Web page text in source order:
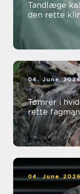
Tandlæge kalundborg
den rette
04. June
Tømrer i hvidovre sådan
rette
04. June